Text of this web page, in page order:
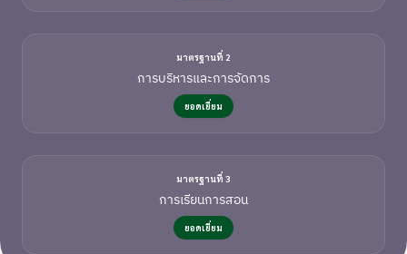
มาตรฐานที่ 2
การบริหารและการจัดการ
ยอดเยี่ยม
มาตรฐานที่ 3
การเรียนการสอน
ยอดเยี่ยม